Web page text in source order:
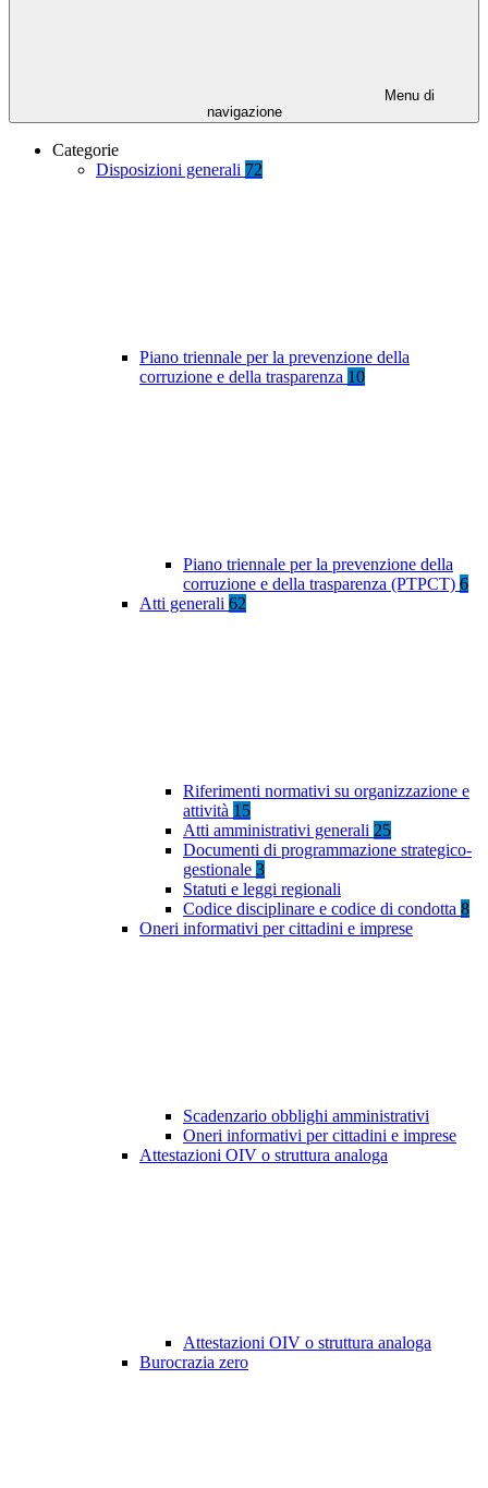
Menu di
navigazione
Categorie
Disposizioni generali 72
Piano triennale per la prevenzione della
corruzione e della trasparenza 10
Piano triennale per la prevenzione della
corruzione e della trasparenza (PTPCT) 6
Atti generali 62
Riferimenti normativi su organizzazione e
attività 15
Atti amministrativi generali 25
Documenti di programmazione strategico-
gestionale 3
Statuti e leggi regionali
Codice disciplinare e codice di condotta 8
Oneri informativi per cittadini e imprese
Scadenzario obblighi amministrativi
Oneri informativi per cittadini e imprese
Attestazioni OIV o struttura analoga
Attestazioni OIV o struttura analoga
Burocrazia zero